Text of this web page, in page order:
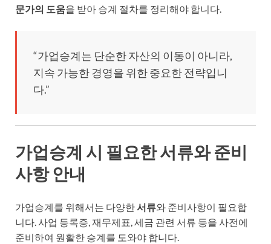
문가의 도움을 받아 승계 절차를 정리해야 합니다.
“가업승계는 단순한 자산의 이동이 아니라,
지속 가능한 경영을 위한 중요한 전략입니
다.”
가업승계 시 필요한 서류와 준비
사항 안내
가업승계를 위해서는 다양한서류와 준비사항이 필요합
니다. 사업 등록증, 재무제표, 세금 관련 서류 등을 사전에
준비하여 원활한 승계를 도와야 합니다.